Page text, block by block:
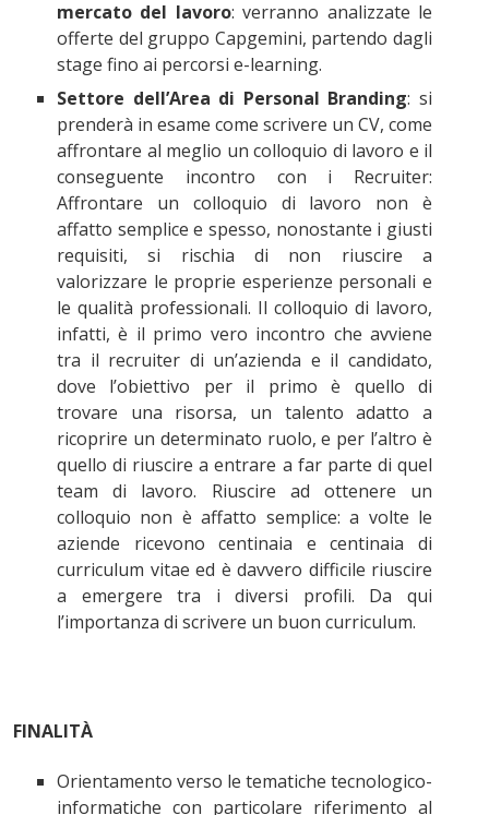
mercato del lavoro: verranno analizzate le
offerte del gruppo Capgemini, partendo dagli
stage fino ai percorsi e-learning.
Settore dell’Area di Personal Branding: si
prenderà in esame come scrivere un CV, come
affrontare al meglio un colloquio di lavoro e il
conseguente incontro con i Recruiter:
Affrontare un colloquio di lavoro non è
affatto semplice e spesso, nonostante i giusti
requisiti, si rischia di non riuscire a
valorizzare le proprie esperienze personali e
le qualità professionali. Il colloquio di lavoro,
infatti, è il primo vero incontro che avviene
tra il recruiter di un’azienda e il candidato,
dove l’obiettivo per il primo è quello di
trovare una risorsa, un talento adatto a
ricoprire un determinato ruolo, e per l’altro è
quello di riuscire a entrare a far parte di quel
team di lavoro. Riuscire ad ottenere un
colloquio non è affatto semplice: a volte le
aziende ricevono centinaia e centinaia di
curriculum vitae ed è davvero difficile riuscire
a emergere tra i diversi profili. Da qui
l’importanza di scrivere un buon curriculum.
FINALITÀ
Orientamento verso le tematiche tecnologico-
informatiche con particolare riferimento al